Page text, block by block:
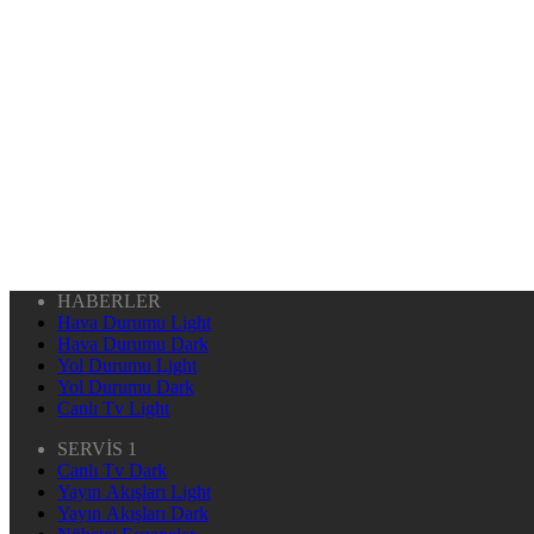
HABERLER
Hava Durumu Light
Hava Durumu Dark
Yol Durumu Light
Yol Durumu Dark
Canlı Tv Light
SERVİS 1
Canlı Tv Dark
Yayın Akışları Light
Yayın Akışları Dark